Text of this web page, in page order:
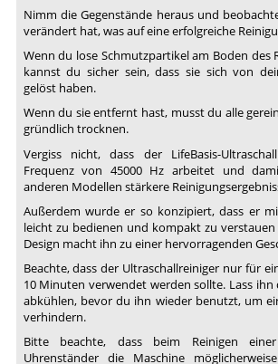
Nimm die Gegenstände heraus und
verändert hat, was auf eine erfolgreiche
Wenn du lose Schmutzpartikel am Boden des
kannst du sicher sein, dass sie sich von
gelöst haben.
Wenn du sie entfernt hast, musst du alle
gründlich trocknen.
Vergiss nicht, dass der LifeBasis-
Frequenz von 45000 Hz arbeitet und
anderen Modellen stärkere
Außerdem wurde er so konzipiert, dass er
leicht zu bedienen und kompakt zu verstauen
Design macht ihn zu einer hervorragenden
Beachte, dass der Ultraschallreiniger nur für
10 Minuten verwendet werden sollte. Lass
abkühlen, bevor du ihn wieder benutzt, um
verhindern.
Bitte beachte, dass beim Reinigen
Uhrenständer die Maschine